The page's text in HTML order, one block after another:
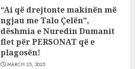
“Ai që drejtonte makinën më
ngjau me Talo Çelën”,
dëshmia e Nuredin Dumanit
flet për PERSONAT që e
plagosën!
MARCH 25, 2025